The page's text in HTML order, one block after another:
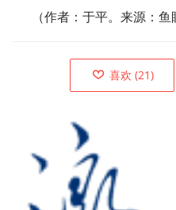
（作者：于平。来源：鱼
喜欢 (21)